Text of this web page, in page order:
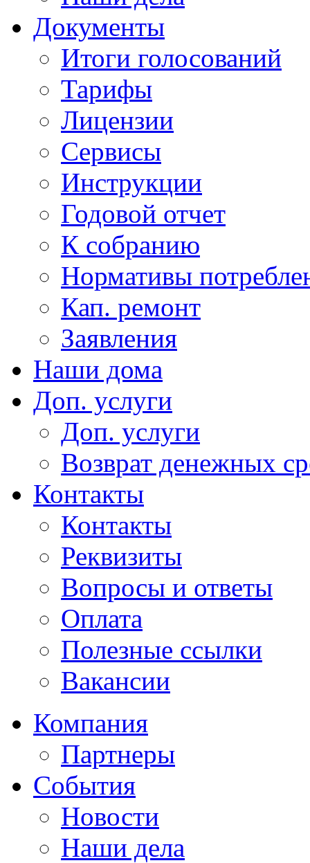
Документы
Итоги голосований
Тарифы
Лицензии
Сервисы
Инструкции
Годовой отчет
К собранию
Нормативы
Кап. ремонт
Заявления
Наши дома
Доп. услуги
Доп. услуги
Возврат денежных
Контакты
Контакты
Реквизиты
Вопросы и ответы
Оплата
Полезные ссылки
Вакансии
Компания
Партнеры
События
Новости
Наши дела